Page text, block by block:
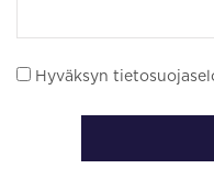
Hyväksyn